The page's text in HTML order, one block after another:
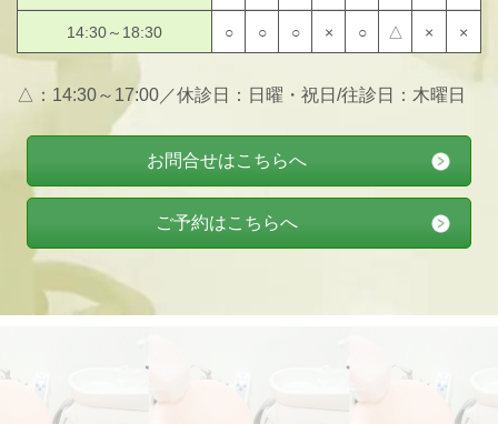
14:30～18:30 ○ ○ ○ × ○ △ × ×
△：14:30～17:00／休診日：日曜・祝日/往診日：木曜日
お問合せはこちらへ
ご予約はこちらへ